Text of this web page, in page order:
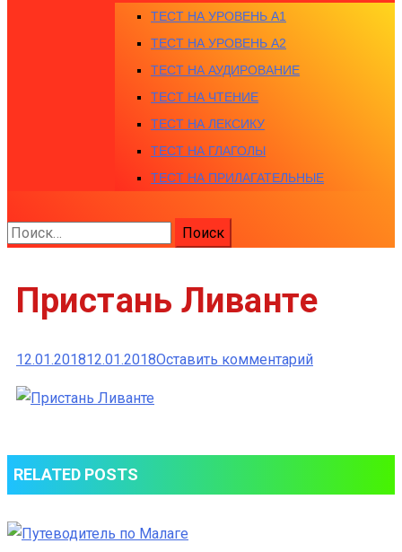
ТЕСТ НА УРОВЕНЬ A1
ТЕСТ НА УРОВЕНЬ A2
ТЕСТ НА АУДИРОВАНИЕ
ТЕСТ НА ЧТЕНИЕ
ТЕСТ НА ЛЕКСИКУ
ТЕСТ НА ГЛАГОЛЫ
ТЕСТ НА ПРИЛАГАТЕЛЬНЫЕ
Найти:
Пристань Ливанте
12.01.201812.01.2018Оставить комментарийк
RELATED POSTS